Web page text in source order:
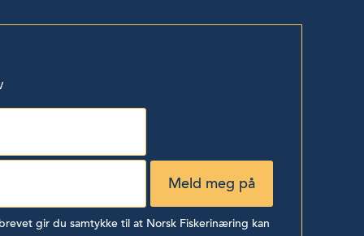
gir du samtykke til at Norsk Fiskerinæring kan